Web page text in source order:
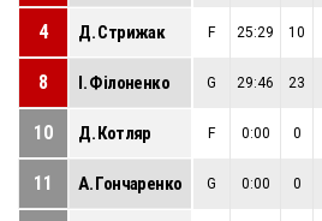
4 Д. Стрижак F 25:29 10
8 І. Філоненко G 29:46 23
10 Д. Котляр F 0:00 0
11 А. Гончаренко G 0:00 0